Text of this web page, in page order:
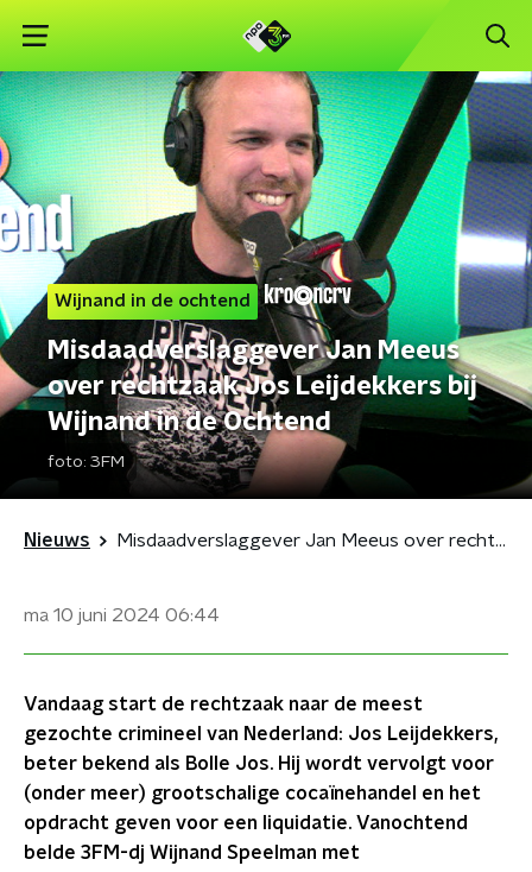
Wijnand in de ochtend
Misdaadverslaggever Jan Meeus
over rechtzaak Jos Leijdekkers bij
Wijnand in de Ochtend
foto: 3FM
Nieuws Misdaadverslaggever Jan Meeus over rechtzaak Jos Leijdekkers bij Wijnand in de Ochtend
ma 10 juni 2024 06:44
Vandaag start de rechtzaak naar de meest
gezochte crimineel van Nederland: Jos Leijdekkers,
beter bekend als Bolle Jos. Hij wordt vervolgt voor
(onder meer) grootschalige cocaïnehandel en het
opdracht geven voor een liquidatie. Vanochtend
belde 3FM-dj Wijnand Speelman met